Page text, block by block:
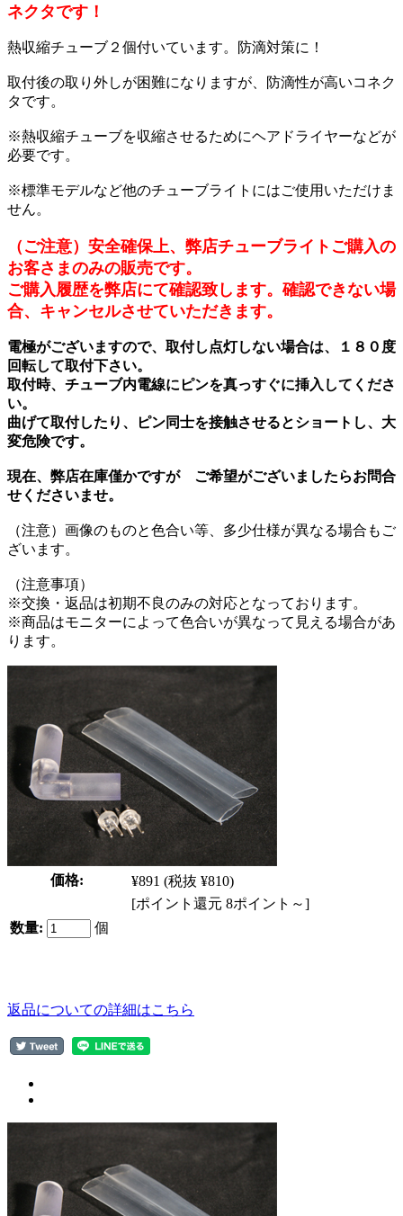
ネクタです！
熱収縮チューブ２個付いています。防滴対策に！
取付後の取り外しが困難になりますが、防滴性が高いコネク
タです。
※熱収縮チューブを収縮させるためにヘアドライヤーなどが
必要です。
※標準モデルなど他のチューブライトにはご使用いただけま
せん。
（ご注意）安全確保上、弊店チューブライトご購入の
お客さまのみの販売です。
ご購入履歴を弊店にて確認致します。確認できない場
合、キャンセルさせていただきます。
電極がございますので、取付し点灯しない場合は、１８０度
回転して取付下さい。
取付時、チューブ内電線にピンを真っすぐに挿入してくださ
い。
曲げて取付したり、ピン同士を接触させるとショートし、大
変危険です。
現在、弊店在庫僅かですが ご希望がございましたらお問合
せくださいませ。
（注意）画像のものと色合い等、多少仕様が異なる場合もご
ざいます。
（注意事項）
※交換・返品は初期不良のみの対応となっております。
※商品はモニターによって色合いが異なって見える場合があ
ります。
価格: ¥891 (税抜 ¥810)
[ポイント還元 8ポイント～]
数量:
個
返品についての詳細はこちら